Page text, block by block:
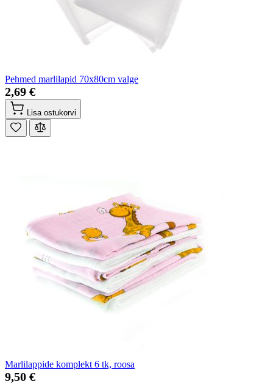
Pehmed marlilapid 70x80cm valge
2,69 €
Lisa ostukorvi
Marlilappide komplekt 6 tk, roosa
9,50 €